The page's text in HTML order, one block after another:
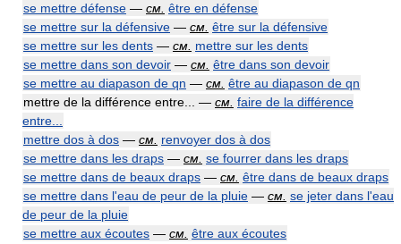
se mettre défense — см. être en défense
se mettre sur la défensive — см. être sur la défensive
se mettre sur les dents — см. mettre sur les dents
se mettre dans son devoir — см. être dans son devoir
se mettre au diapason de qn — см. être au diapason de qn
mettre de la différence entre... — см. faire de la différence
entre...
mettre dos à dos — см. renvoyer dos à dos
se mettre dans les draps — см. se fourrer dans les draps
se mettre dans de beaux draps — см. être dans de beaux draps
se mettre dans l'eau de peur de la pluie — см. se jeter dans l'eau
de peur de la pluie
se mettre aux écoutes — см. être aux écoutes